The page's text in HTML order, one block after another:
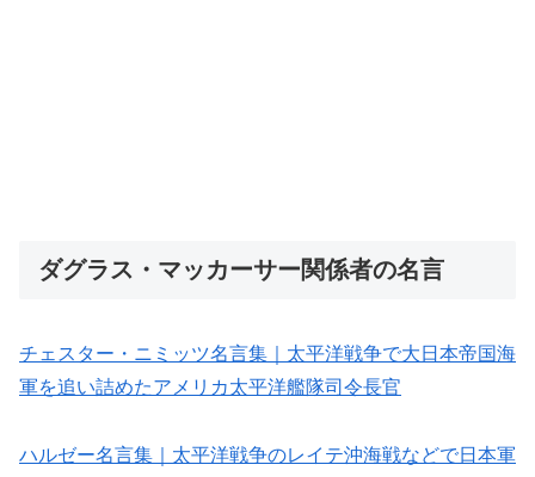
ダグラス・マッカーサー関係者の名言
チェスター・ニミッツ名言集｜太平洋戦争で大日本帝国海
軍を追い詰めたアメリカ太平洋艦隊司令長官
ハルゼー名言集｜太平洋戦争のレイテ沖海戦などで日本軍